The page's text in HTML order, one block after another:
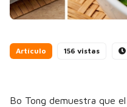
Artículo 156 vistas
Bo Tong demuestra que